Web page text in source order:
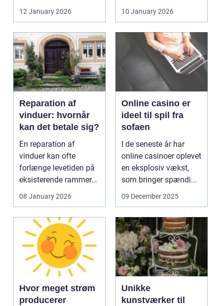
12 January 2026
vokse si...
10 January 2026
Reparation af
vinduer: hvornår
kan det betale sig?
En reparation af
vinduer kan ofte
forlænge levetiden på
eksisterende rammer
08 January 2026
Online casino er
ideel til spil fra
sofaen
I de seneste år har
online casinoer oplevet
en eksplosiv vækst,
som bringer spændi...
09 December 2025
Hvor meget strøm
producerer
Unikke
kunstværker til